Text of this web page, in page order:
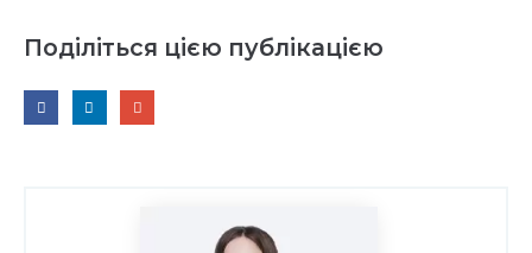
Поділіться цією публікацією